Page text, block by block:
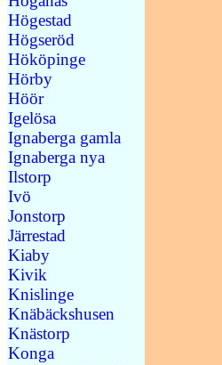
Högestad
Högseröd
Hököpinge
Hörby
Höör
Igelösa
Ignaberga gamla
Ignaberga nya
Ilstorp
Ivö
Jonstorp
Järrestad
Kiaby
Kivik
Knislinge
Knäbäckshusen
Knästorp
Konga